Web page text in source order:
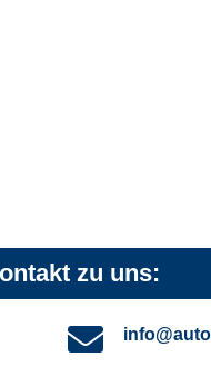
zu uns: